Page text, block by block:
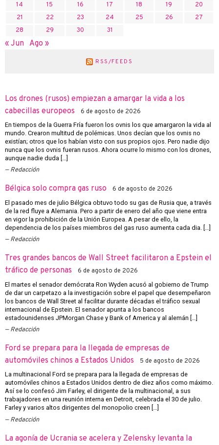
14
15 16 17 18 19
20
21
22 23 24 25 26
27
28
29 30 31
« Jun Ago »
RSS/FEEDS
Los drones (rusos) empiezan a amargar la vida a los
cabecillas europeos
6 de agosto de 2026
En tiempos de la Guerra Fría fueron los ovnis los que amargaron la vida al
mundo. Crearon multitud de polémicas. Unos decían que los ovnis no
existían; otros que los habían visto con sus propios ojos. Pero nadie dijo
nunca que los ovnis fueran rusos. Ahora ocurre lo mismo con los drones,
aunque nadie duda […]
Redacción
Bélgica solo compra gas ruso 6 de agosto de 2026
El pasado mes de julio Bélgica obtuvo todo su gas de Rusia que, a través
de la red fluye a Alemania. Pero a partir de enero del año que viene entra
en vigor la prohibición de la Unión Europea. A pesar de ello, la
dependencia de los países miembros del gas ruso aumenta cada dia. […]
Redacción
Tres grandes bancos de Wall Street facilitaron a Epstein el
tráfico de personas
6 de agosto de 2026
El martes el senador demócrata Ron Wyden acusó al gobierno de Trump
de dar un carpetazo a la investigación sobre el papel que desempeñaron
los bancos de Wall Street al facilitar durante décadas el tráfico sexual
internacional de Epstein. El senador apunta a los bancos
estadounidenses JPMorgan Chase y Bank of America y al alemán […]
Redacción
Ford se prepara para la llegada de empresas de
automóviles chinos a Estados Unidos
5 de agosto de 2026
La multinacional Ford se prepara para la llegada de empresas de
automóviles chinos a Estados Unidos dentro de diez años como máximo.
Así se lo confesó Jim Farley, el dirigente de la multinacional, a sus
trabajadores en una reunión interna en Detroit, celebrada el 30 de julio.
Farley y varios altos dirigentes del monopolio creen […]
Redacción
La agonía de Ucrania se acelera y Zelensky levanta la